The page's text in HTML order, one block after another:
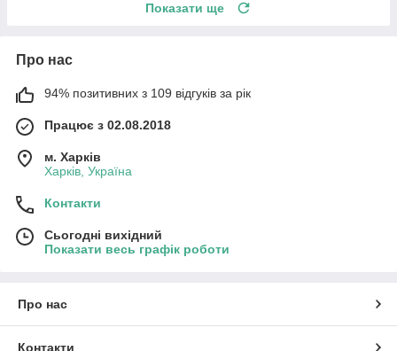
Показати ще
Про нас
94% позитивних з 109 відгуків за рік
Працює з 02.08.2018
м. Харків
Харків, Україна
Контакти
Сьогодні вихідний
Показати весь графік роботи
Про нас
Контакти